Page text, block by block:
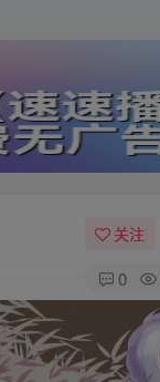
关注
0